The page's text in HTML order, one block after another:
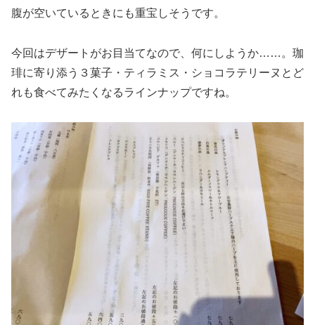
腹が空いているときにも重宝しそうです。
今回はデザートがお目当てなので、何にしようか……。珈
琲に寄り添う３菓子・ティラミス・ショコラテリーヌとど
れも食べてみたくなるラインナップですね。